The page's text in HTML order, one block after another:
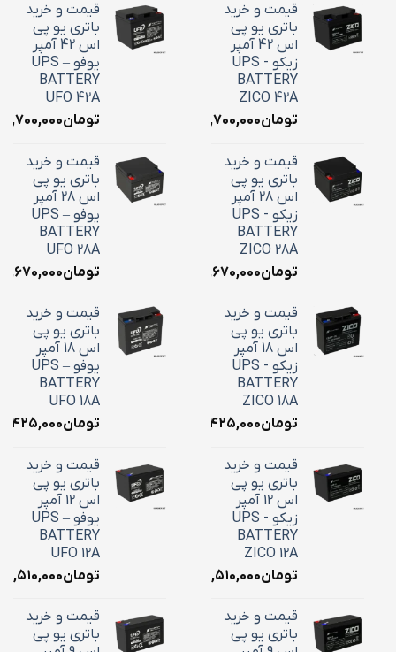
قیمت و خرید
باتری یو پی
اس 42 آمپر
زیکو - UPS
BATTERY
ZICO 42A
تومان۱۸,۷۰۰,۰۰۰
قیمت و خرید
باتری یو پی
اس 28 آمپر
زیکو - UPS
BATTERY
ZICO 28A
تومان۱۰,۶۷۰,۰۰۰
قیمت و خرید
باتری یو پی
اس 18 آمپر
زیکو - UPS
BATTERY
ZICO 18A
تومان۷,۴۲۵,۰۰۰
قیمت و خرید
باتری یو پی
اس 12 آمپر
زیکو - UPS
BATTERY
ZICO 12A
تومان۴,۵۱۰,۰۰۰
قیمت و خرید
باتری یو پی
قیمت و خرید
باتری یو پی
اس 42 آمپر
یوفو – UPS
BATTERY
UFO 42A
تومان
قیمت و خرید
باتری یو پی
اس 28 آمپر
یوفو – UPS
BATTERY
UFO 28A
تومان۱۰,۶۷۰,۰۰۰
قیمت و خرید
باتری یو پی
اس 18 آمپر
یوفو – UPS
BATTERY
UFO 18A
تومان
قیمت و خرید
باتری یو پی
اس 12 آمپر
یوفو – UPS
BATTERY
UFO 12A
تومان۴,۵۱۰,۰۰۰
قیمت و خرید
باتری یو پی